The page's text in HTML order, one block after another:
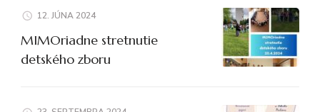
12. JÚNA 2024
MIMOriadne stretnutie
detského zboru